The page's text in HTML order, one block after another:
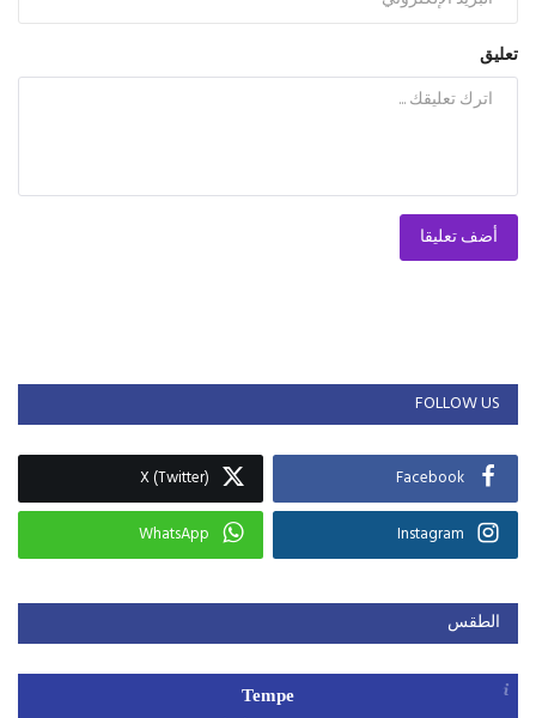
تعليق
أضف تعليقا
FOLLOW US
Facebook
X (Twitter)
Instagram
WhatsApp
الطقس
Tempe